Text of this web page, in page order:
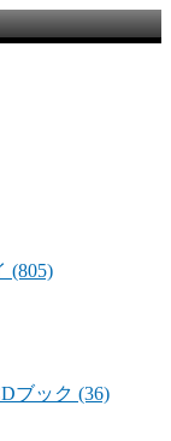
(805)
ブック (36)